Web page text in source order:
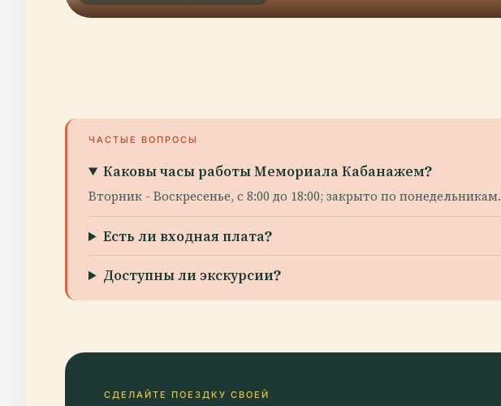
ЧАСТЫЕ ВОПРОСЫ
Каковы часы работы Мемориала Кабанажем?
Вторник - Воскресенье, с 8:00 до 18:00; закрыто по понедельникам.
Есть ли входная плата?
Доступны ли экскурсии?
СДЕЛАЙТЕ ПОЕЗДКУ СВОЕЙ